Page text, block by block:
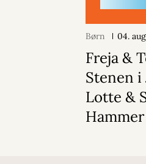
Børn 04.
Freja &
Stenen i
Lotte &
Hammer